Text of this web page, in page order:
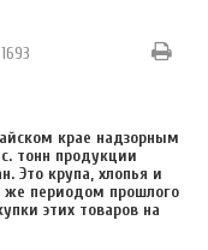
1693
крае надзорным
тонн продукции
Это крупа, хлопья и
же периодом прошлого
этих товаров на